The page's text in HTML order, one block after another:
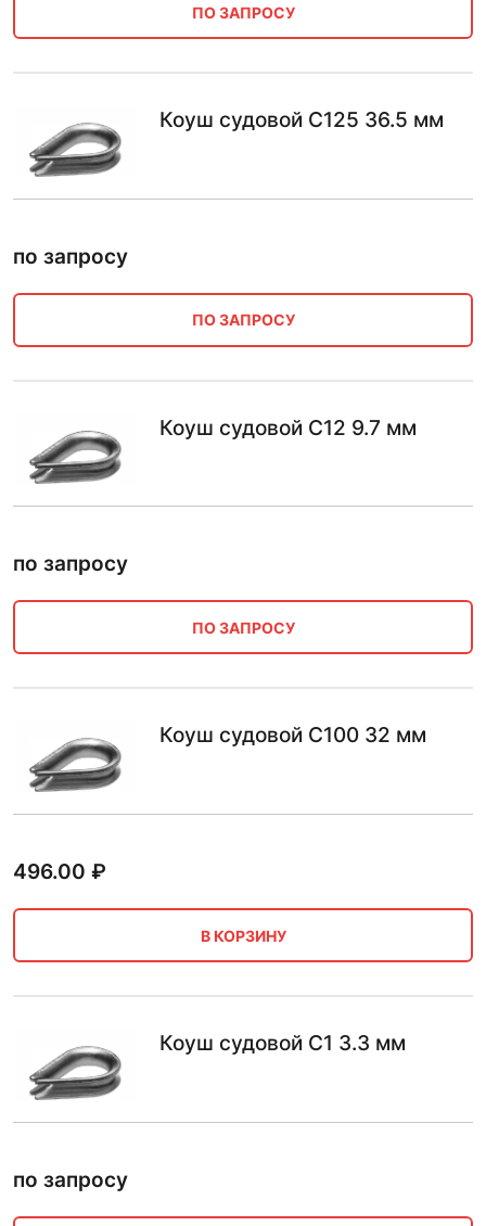
ПО ЗАПРОСУ
Коуш судовой С125 36.5 мм
по запросу
ПО ЗАПРОСУ
Коуш судовой С12 9.7 мм
по запросу
ПО ЗАПРОСУ
Коуш судовой С100 32 мм
496.00 ₽
В КОРЗИНУ
Коуш судовой С1 3.3 мм
по запросу